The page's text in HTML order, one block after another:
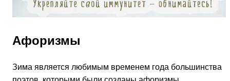
Афоризмы
Зима является любимым временем года большинства